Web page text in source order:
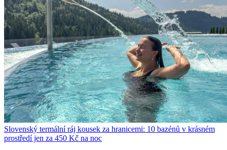
Slovenský termální ráj kousek za hranicemi: 10 bazénů v krásném
prostředí jen za 450 Kč na noc